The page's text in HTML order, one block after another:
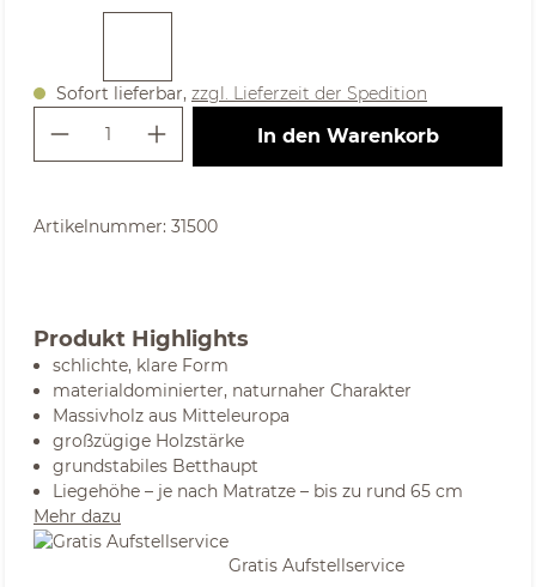
Sofort lieferbar, zzgl. Lieferzeit der Spedition
Produkt Anzahl: Gib den
In den Warenkorb
Artikelnummer: 31500
Produkt Highlights
schlichte, klare Form
materialdominierter, naturnaher Charakter
Massivholz aus Mitteleuropa
großzügige Holzstärke
grundstabiles Betthaupt
Liegehöhe – je nach Matratze – bis zu rund 65 cm
Mehr dazu
Gratis Aufstellservice